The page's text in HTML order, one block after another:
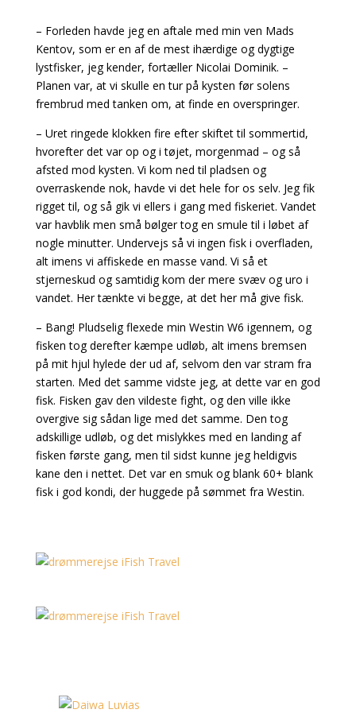
– Forleden havde jeg en aftale med min ven Mads
Kentov, som er en af de mest ihærdige og dygtige
lystfisker, jeg kender, fortæller Nicolai Dominik. –
Planen var, at vi skulle en tur på kysten før solens
frembrud med tanken om, at finde en overspringer.
– Uret ringede klokken fire efter skiftet til sommertid,
hvorefter det var op og i tøjet, morgenmad – og så
afsted mod kysten. Vi kom ned til pladsen og
overraskende nok, havde vi det hele for os selv. Jeg fik
rigget til, og så gik vi ellers i gang med fiskeriet. Vandet
var havblik men små bølger tog en smule til i løbet af
nogle minutter. Undervejs så vi ingen fisk i overfladen,
alt imens vi affiskede en masse vand. Vi så et
stjerneskud og samtidig kom der mere svæv og uro i
vandet. Her tænkte vi begge, at det her må give fisk.
– Bang! Pludselig flexede min Westin W6 igennem, og
fisken tog derefter kæmpe udløb, alt imens bremsen
på mit hjul hylede der ud af, selvom den var stram fra
starten. Med det samme vidste jeg, at dette var en god
fisk. Fisken gav den vildeste fight, og den ville ikke
overgive sig sådan lige med det samme. Den tog
adskillige udløb, og det mislykkes med en landing af
fisken første gang, men til sidst kunne jeg heldigvis
kane den i nettet. Det var en smuk og blank 60+ blank
fisk i god kondi, der huggede på sømmet fra Westin.